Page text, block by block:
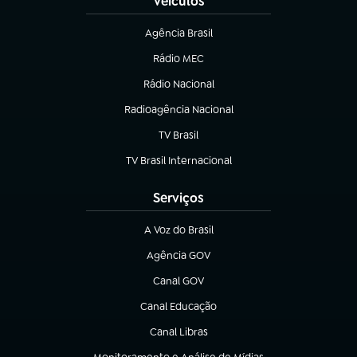
Agência Brasil
(abre em nova aba)
Rádio MEC
Rádio Nacional
(abre em nova aba)
Radioagência Nacional
(abre em nova aba)
TV Brasil
(abre em nova aba)
TV Brasil Internacional
(abre em nova aba)
Serviços
A Voz do Brasil
(abre em nova aba)
Agência GOV
(abre em nova aba)
Canal GOV
(abre em nova aba)
Canal Educação
(abre em nova aba)
Canal Libras
(abre em nova aba)